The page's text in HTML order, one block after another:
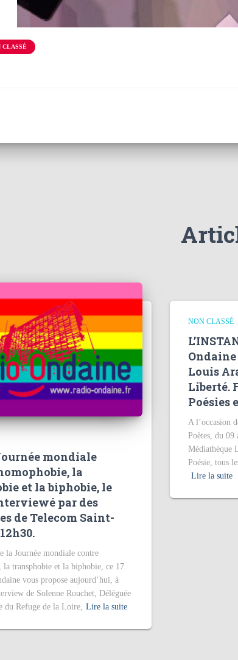
CLASSÉ
mondiale
la
et la biphobie, le
par des
de Telecom Saint-
la Journée mondiale contre
la transphobie et la biphobie, ce 17
vous propose aujourd’hui, à
de Solenne Rouchet, Déléguée
du Refuge de la Loire, Lire la suite
NON CLASSÉ
Louis
Liberté.
Poésies
A l’occasion
Poètes, du 09
Médiathèque
Poésie, tous
Lire la suite